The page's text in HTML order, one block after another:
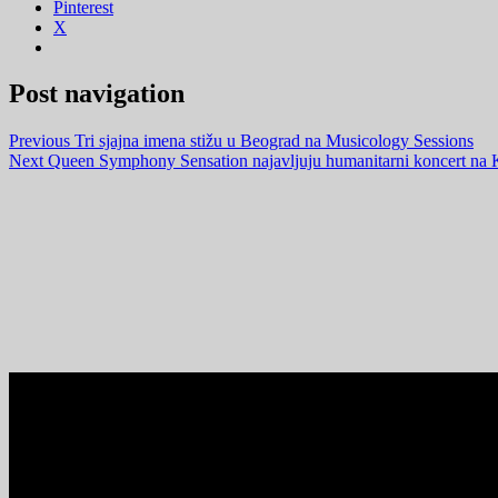
Pinterest
X
Post navigation
Previous Tri sjajna imena stižu u Beograd na Musicology Sessions
Next Queen Symphony Sensation najavljuju humanitarni koncert na